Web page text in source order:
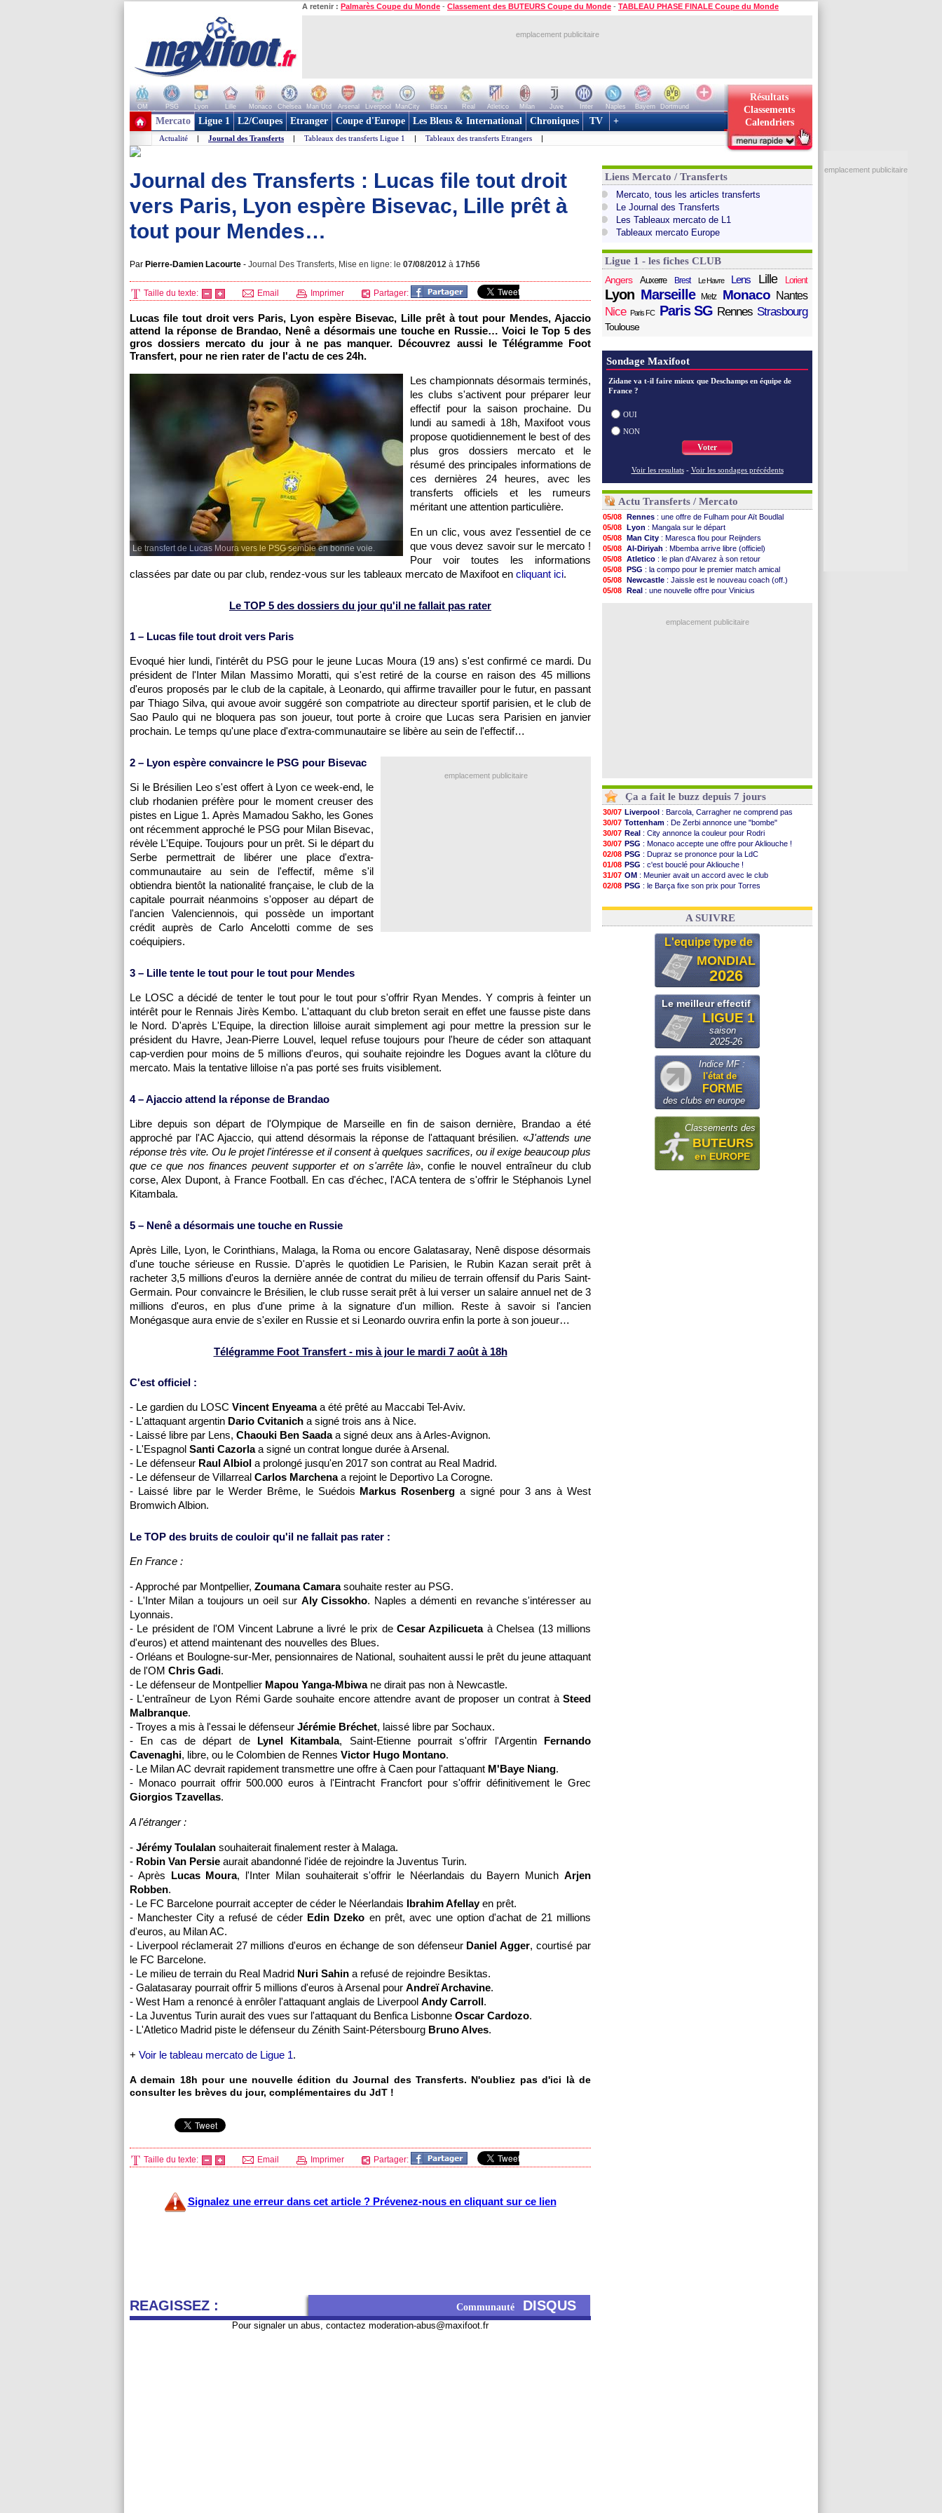
A retenir : Palmarès Coupe du Monde - Classement des BUTEURS Coupe du Monde - TABLEAU PHASE FINALE Coupe du Monde
emplacement publicitaire
OM PSG Lyon Lille Monaco Chelsea Man Utd Arsenal Liverpool ManCity Barca Real Atletico Milan Juve Inter Naples Bayern
Dortmund
+ de clubs
Résultats
Classements
Calendriers
Mercato Ligue 1 L2/Coupes Etranger Coupe d'Europe Les Bleus & International Chroniques TV +
Actualité | Journal des Transferts | Tableaux des transferts Ligue 1 | Tableaux des transferts Etrangers |
Journal des Transferts : Lucas file tout droit
vers Paris, Lyon espère Bisevac, Lille prêt à
tout pour Mendes…
Par Pierre-Damien Lacourte - Journal Des Transferts, Mise en ligne: le 07/08/2012 à 17h56
Taille du texte: Email Imprimer Partager:
Lucas file tout droit vers Paris, Lyon espère Bisevac, Lilleprêt à tout pour Mendes,Ajaccio
attend la réponse de Brandao, Nenê a désormais une touche en Russie… Voici le Top 5 des
gros dossiers mercato du jour à ne pas manquer. Découvrez aussi le Télégramme Foot
Transfert, pour ne rien rater de l'actu de ces 24h.
Le transfert de Lucas Moura vers le PSG semble en bonne voie.
Les championnats désormais terminés,
les clubs s'activent pour préparer leur
effectif pour la saison prochaine. Du
lundi au samedi à 18h, Maxifoot vous
propose quotidiennement le best of des
plus gros dossiers mercato et le
résumé des principales informations de
ces dernières 24 heures, avec les
transferts officiels et les rumeurs
méritant une attention particulière.
En un clic, vous avez l'essentiel de ce
que vous devez savoir sur le mercato !
Pour voir toutes les informations
classées par date ou par club, rendez-vous sur les tableaux mercato de Maxifoot en cliquant ici.
Le TOP 5 des dossiers du jour qu'il ne fallait pas rater
1 – Lucas file tout droit vers Paris
Evoqué hier lundi, l'intérêt du PSG pour le jeune Lucas Moura (19 ans) s'est confirmé ce mardi. Du
président de l'Inter Milan Massimo Moratti, qui s'est retiré de la course en raison des 45 millions
d'euros proposés par le club de la capitale, à Leonardo, qui affirme travailler pour le futur, en passant
par Thiago Silva, qui avoue avoir suggéré son compatriote au directeur sportif parisien, et le club de
Sao Paulo qui ne bloquera pas son joueur, tout porte à croire que Lucas sera Parisien en janvier
prochain. Le temps qu'une place d'extra-communautaire se libère au sein de l'effectif…
emplacement publicitaire
2 – Lyon espère convaincre le PSG pour Bisevac
Si le Brésilien Leo s'est offert à Lyon ce week-end, le
club rhodanien préfère pour le moment creuser des
pistes en Ligue 1. Après Mamadou Sakho, les Gones
ont récemment approché le PSG pour Milan Bisevac,
révèle L'Equipe. Toujours pour un prêt. Si le départ du
Serbe permettrait de libérer une place d'extra-
communautaire au sein de l'effectif, même s'il
obtiendra bientôt la nationalité française, le club de la
capitale pourrait néanmoins s'opposer au départ de
l'ancien Valenciennois, qui possède un important
crédit auprès de Carlo Ancelotti comme de ses
coéquipiers.
3 – Lille tente le tout pour le tout pour Mendes
Le LOSC a décidé de tenter le tout pour le tout pour s'offrir Ryan Mendes. Y compris à feinter un
intérêt pour le Rennais Jirès Kembo. L'attaquant du club breton serait en effet une fausse piste dans
le Nord. D'après L'Equipe, la direction lilloise aurait simplement agi pour mettre la pression sur le
président du Havre, Jean-Pierre Louvel, lequel refuse toujours pour l'heure de céder son attaquant
cap-verdien pour moins de 5 millions d'euros, qui souhaite rejoindre les Dogues avant la clôture du
mercato. Mais la tentative lilloise n'a pas porté ses fruits visiblement.
4 –Ajaccio attend la réponse de Brandao
Libre depuis son départ de l'Olympique de Marseille en fin de saison dernière, Brandao a été
approché par l'AC Ajaccio, qui attend désormais la réponse de l'attaquant brésilien. «J'attends une
réponse très vite. Ou le projet l'intéresse et il consent à quelques sacrifices, ou il exige beaucoup plus
que ce que nos finances peuvent supporter et on s'arrête là», confie le nouvel entraîneur du club
corse, Alex Dupont, à France Football. En cas d'échec, l'ACA tentera de s'offrir le Stéphanois Lynel
Kitambala.
5 – Nenê a désormais une touche en Russie
Après Lille, Lyon, le Corinthians, Malaga, la Roma ou encore Galatasaray, Nenê dispose désormais
d'une touche sérieuse en Russie. D'après le quotidien Le Parisien, le Rubin Kazan serait prêt à
racheter 3,5 millions d'euros la dernière année de contrat du milieu de terrain offensif du Paris Saint-
Germain. Pour convaincre le Brésilien, le club russe serait prêt à lui verser un salaire annuel net de 3
millions d'euros, en plus d'une prime à la signature d'un million. Reste à savoir si l'ancien
Monégasque aura envie de s'exiler en Russie et si Leonardo ouvrira enfin la porte à son joueur…
Télégramme Foot Transfert - mis à jour le mardi 7 août à 18h
C'est officiel :
- Le gardien du LOSC Vincent Enyeamaa été prêté au Maccabi Tel-Aviv.
- L'attaquant argentin Dario Cvitanich a signé trois ans à Nice.
- Laissé libre par Lens, Chaouki Ben Saadaa signé deux ans à Arles-Avignon.
- L'Espagnol Santi Cazorlaa signé un contrat longue durée à Arsenal.
- Le défenseur Raul Albiol a prolongé jusqu'en 2017 son contrat au Real Madrid.
- Le défenseur de Villarreal Carlos Marchenaa rejoint le Deportivo La Corogne.
- Laissé libre par le Werder Brême, le Suédois Markus Rosenberg a signé pour 3 ans à West
Bromwich Albion.
Le TOP des bruits de couloir qu'il ne fallait pas rater :
En France :
- Approché par Montpellier, Zoumana Camarasouhaite rester au PSG.
- L'Inter Milan a toujours un oeil sur Aly Cissokho. Naples a démenti en revanche s'intéresser au
Lyonnais.
- Le président de l'OM Vincent Labrune a livré le prix de Cesar Azpilicuetaà Chelsea (13 millions
d'euros) et attend maintenant des nouvelles des Blues.
- Orléans et Boulogne-sur-Mer, pensionnaires de National, souhaitent aussi le prêt du jeune attaquant
de l'OM Chris Gadi.
- Le défenseur de Montpellier Mapou Yanga-Mbiwane dirait pas non à Newcastle.
- L'entraîneur de Lyon Rémi Garde souhaite encore attendre avant de proposer un contrat àSteed
Malbranque.
- Troyes a mis à l'essai le défenseur Jérémie Bréchet, laissé libre par Sochaux.
- En cas de départ de Lynel Kitambala, Saint-Etienne pourrait s'offrir l'Argentin Fernando
Cavenaghi, libre, ou le Colombien de Rennes Victor Hugo Montano.
- Le Milan AC devrait rapidement transmettre une offre à Caen pour l'attaquant M'Baye Niang.
- Monacopourrait offrir 500.000 euros à l'Eintracht Francfort pour s'offrir définitivement le Grec
Giorgios Tzavellas.
A l'étranger :
- Jérémy Toulalan souhaiterait finalement rester à Malaga.
- Robin Van Persie aurait abandonné l'idée de rejoindre la Juventus Turin.
- Après Lucas Moura, l'Inter Milan souhaiterait s'offrir le Néerlandais du Bayern MunichArjen
Robben.
- Le FC Barcelone pourrait accepter de céder le Néerlandais Ibrahim Afellayen prêt.
- Manchester City a refusé de céder Edin Dzeko en prêt, avec une option d'achat de 21 millions
d'euros, au Milan AC.
- Liverpool réclamerait 27 millions d'euros en échange de son défenseur Daniel Agger, courtisé par
le FC Barcelone.
- Le milieu de terrain du Real Madrid Nuri Sahin a refusé de rejoindre Besiktas.
- Galatasaray pourrait offrir 5 millions d'euros à Arsenal pour Andreï Archavine.
- West Ham a renoncé à enrôler l'attaquant anglais de Liverpool Andy Carroll.
- La Juventus Turin aurait des vues sur l'attaquant du Benfica Lisbonne Oscar Cardozo.
- L'Atletico Madrid piste le défenseur du Zénith Saint-Pétersbourg Bruno Alves.
+ Voir le tableau mercato de Ligue 1.
A demain 18h pour une nouvelle édition du Journal des Transferts. N'oubliez pas d'ici là de
consulter les brèves du jour, complémentaires du JdT !
Taille du texte: Email Imprimer Partager:
Signalez une erreur dans cet article ? Prévenez-nous en cliquant sur ce lien
REAGISSEZ : Communauté DISQUS
Pour signaler un abus, contactez moderation-abus@maxifoot.fr
Liens Mercato / Transferts
Mercato, tous les articles transferts
Le Journal des Transferts
Les Tableaux mercato de L1
Tableaux mercato Europe
Ligue 1 - les fiches CLUB
Angers
Auxerre Brest Le Havre Lens Lille Lorient
Lyon Marseille Metz Monaco Nantes
Nice Paris FC Paris SG Rennes Strasbourg
Toulouse
Sondage Maxifoot
Zidane va t-il faire mieux que Deschamps en équipe de
France ?
OUI
NON
Voter
Voir les resultats - Voir les sondages précédents
Actu Transferts / Mercato
05/08 Rennes : une offre de Fulham pour Aït Boudlal
05/08 Lyon : Mangala sur le départ
05/08 Man City : Maresca flou pour Reijnders
05/08 Al-Diriyah : Mbemba arrive libre (officiel)
05/08 Atletico : le plan d'Alvarez à son retour
05/08 PSG : la compo pour le premier match amical
05/08 Newcastle : Jaissle est le nouveau coach (off.)
05/08 Real : une nouvelle offre pour Vinicius
: Diomandé arrive pour 140 M€ !
emplacement publicitaire
Ça a fait le buzz depuis 7 jours
30/07 Liverpool : Barcola, Carragher ne comprend pas
30/07 Tottenham : De Zerbi annonce une "bombe"
30/07 Real : City annonce la couleur pour Rodri
30/07 PSG : Monaco accepte une offre pour Akliouche !
02/08 PSG : Dupraz se prononce pour la LdC
01/08 PSG : c'est bouclé pour Akliouche !
31/07 OM : Meunier avait un accord avec le club
02/08 PSG : le Barça fixe son prix pour Torres
01/08 Barça: Torres souhaite rejoindre le PSG !
A SUIVRE
L'equipe type de
MONDIAL
2026
Le meilleur effectif
LIGUE 1
saison
2025-26
Indice MF :
l'état de
FORME
des clubs en europe
Classements des
BUTEURS
en EUROPE
emplacement publicitaire